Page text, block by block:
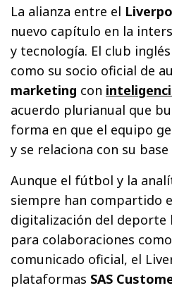
La alianza entre el
nuevo capítulo en la
y tecnología. El club
como su socio oficial de
marketing con
acuerdo plurianual que
forma en que el equipo
y se relaciona con su
Aunque el fútbol y la
siempre han compartido
digitalización del deporte
para colaboraciones
comunicado oficial, el
plataformas SAS